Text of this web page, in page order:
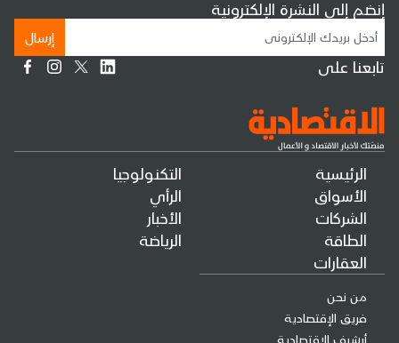
الرئيسية
الأسواق
الشركات
الطاقة
العقارات
التكنولوجيا
الرأي
الأخبار
الرياضة
من نحن
فريق الإقتصادية
أرشيف الإقتصادية
إنضم إلى النشرة الإلكترونية
إرسال
تابعنا على